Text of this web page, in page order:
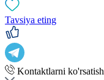
Tavsiya eting
Kontaktlarni ko'rsatish